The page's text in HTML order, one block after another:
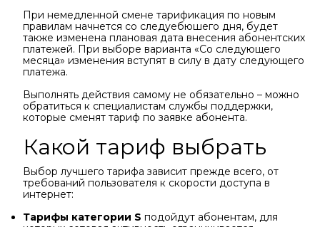
При немедленной смене тарификация по новым
правилам начнется со следуебюшего дня, будет
также изменена плановая дата внесения абонентских
платежей. При выборе варианта «Со следующего
месяца» изменения вступят в силу в дату следующего
платежа.
Выполнять действия самому не обязательно – можно
обратиться к специалистам службы поддержки,
которые сменят тариф по заявке абонента.
Какой тариф выбрать
Выбор лучшего тарифа зависит прежде всего, от
требований пользователя к скорости доступа в
интернет:
Тарифы категории S подойдут абонентам, для